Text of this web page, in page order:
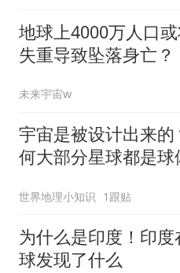
地球上4000万人口
失重导致坠落身亡？
未来宇宙w
宇宙是被设计出来的
何大部分星球都是球
世界地理小知识 1跟贴
为什么是印度！印度
球发现了什么